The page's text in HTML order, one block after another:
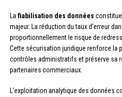
Lafiabilisation des données
majeur. La réduction du taux d’erreur
proportionnellement le risque de
Cette sécurisation juridique renforce la
contrôles administratifs et préserve sa
partenaires commerciaux.
L’exploitation analytique des données